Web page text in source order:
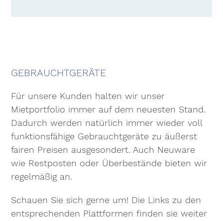
GEBRAUCHTGERÄTE
Für unsere Kunden halten wir unser
Mietportfolio immer auf dem neuesten Stand.
Dadurch werden natürlich immer wieder voll
funktionsfähige Gebrauchtgeräte zu äußerst
fairen Preisen ausgesondert. Auch Neuware
wie Restposten oder Überbestände bieten wir
regelmäßig an.
Schauen Sie sich gerne um! Die Links zu den
entsprechenden Plattformen finden sie weiter